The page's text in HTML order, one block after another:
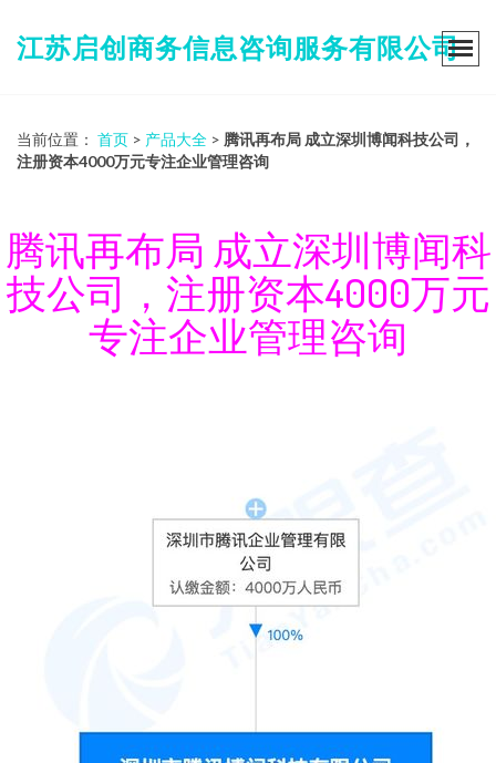
江苏启创商务信息咨询服务有限公司
当前位置： 首页 > 产品大全 > 腾讯再布局 成立深圳博闻科技公司，
注册资本4000万元专注企业管理咨询
腾讯再布局 成立深圳博闻科
技公司，注册资本4000万元
专注企业管理咨询